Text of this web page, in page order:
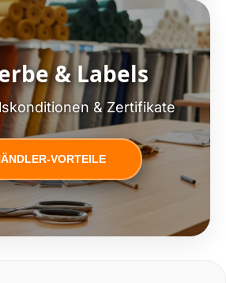
& Labels
& Zertifikate
VORTEILE